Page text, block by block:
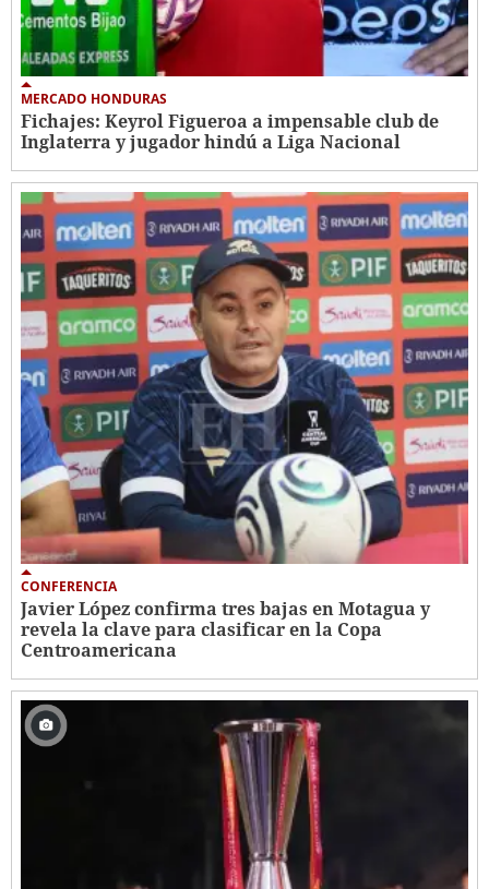
MERCADO HONDURAS
Fichajes: Keyrol Figueroa a impensable club de
Inglaterra y jugador hindú a Liga Nacional
CONFERENCIA
Javier López confirma tres bajas en Motagua y
revela la clave para clasificar en la Copa
Centroamericana